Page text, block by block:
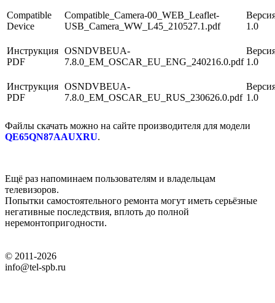
Compatible
Device
Compatible_Camera-00_WEB_Leaflet-
USB_Camera_WW_L45_210527.1.pdf
1.0
Инструкция
PDF
OSNDVBEUA-
7.8.0_EM_OSCAR_EU_ENG_240216.0.pdf 1.0
Инструкция
PDF
OSNDVBEUA-
7.8.0_EM_OSCAR_EU_RUS_230626.0.pdf 1.0
Файлы скачать можно на сайте производителя для модели
QE65QN87AAUXRU.
Ещё раз напоминаем пользователям и владельцам
телевизоров.
Попытки самостоятельного ремонта могут иметь серьёзные
негативные последствия, вплоть до полной
неремонтопригодности.
© 2011-2026
info@tel-spb.ru